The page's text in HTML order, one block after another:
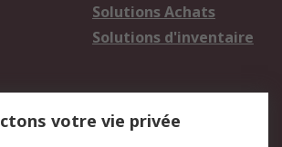
Solutions Achats
Solutions d'inventaire
votre vie privée